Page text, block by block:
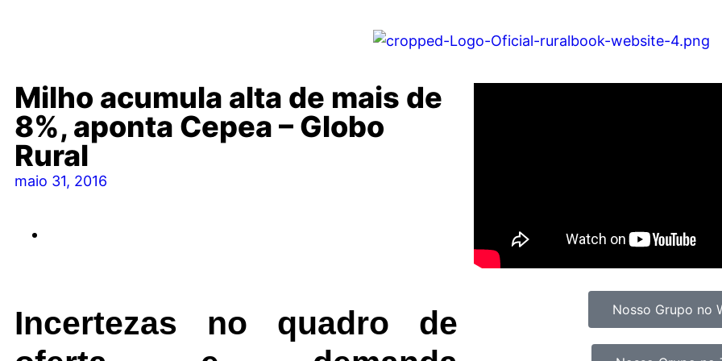
Milho acumula alta de mais de
8%, aponta Cepea – Globo
Rural
maio 31, 2016
Incertezas no quadro de
Nosso Grupo no